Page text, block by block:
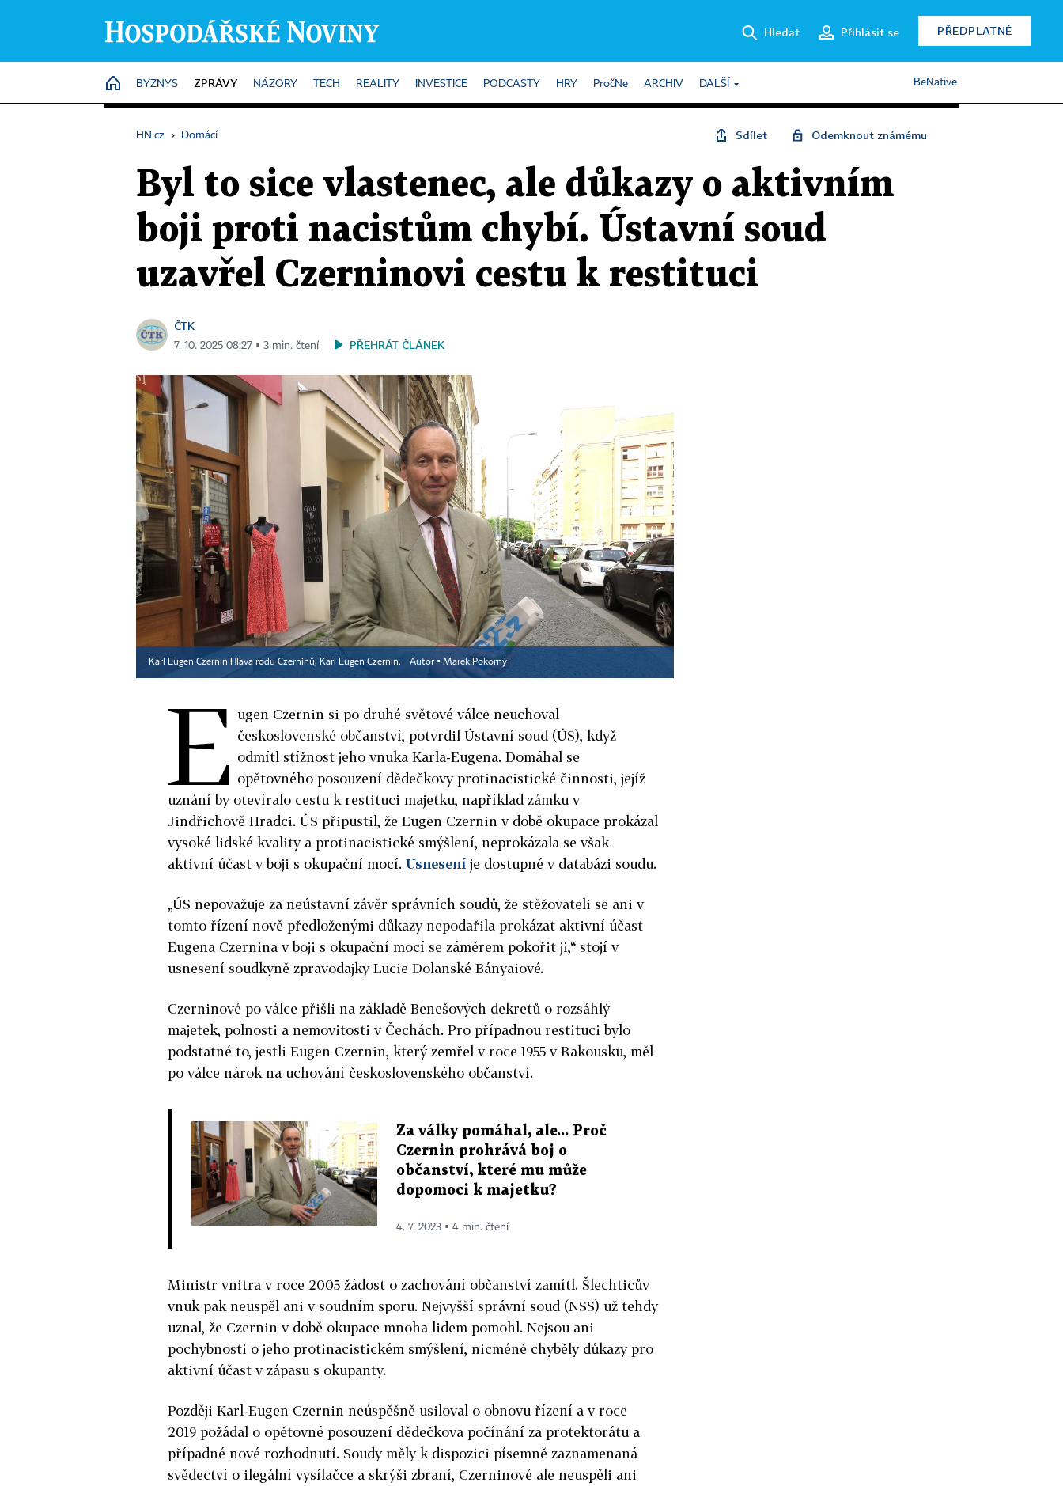
Hledat Přihlásit se PŘEDPLATNÉ
HOME
BYZNYS ZPRÁVY NÁZORY TECH REALITY INVESTICE PODCASTY HRY PročNe ARCHIV DALŠÍ BeNative
HN.cz › Domácí Sdílet Odemknout známému
Byl to sice vlastenec, ale důkazy o aktivním
boji proti nacistům chybí. Ústavní soud
uzavřel Czerninovi cestu k restituci
ČTK
7. 10. 2025 08:27 ▪ 3 min. čtení PŘEHRÁT ČLÁNEK
Karl Eugen Czernin Hlava rodu Czerninů, Karl Eugen Czernin. Autor ▪ Marek Pokorný
E ugen Czernin si po druhé světové válce neuchoval
československé občanství, potvrdil Ústavní soud (ÚS), když
odmítl stížnost jeho vnuka Karla-Eugena. Domáhal se
opětovného posouzení dědečkovy protinacistické činnosti, jejíž
uznání by otevíralo cestu k restituci majetku, například zámku v
Jindřichově Hradci. ÚS připustil, že Eugen Czernin v době okupace prokázal
vysoké lidské kvality a protinacistické smýšlení, neprokázala se však
aktivní účast v boji s okupační mocí. Usnesení je dostupné v databázi soudu.
„ÚS nepovažuje za neústavní závěr správních soudů, že stěžovateli se ani v
tomto řízení nově předloženými důkazy nepodařila prokázat aktivní účast
Eugena Czernina v boji s okupační mocí se záměrem pokořit ji,“ stojí v
usnesení soudkyně zpravodajky Lucie Dolanské Bányaiové.
Czerninové po válce přišli na základě Benešových dekretů o rozsáhlý
majetek, polnosti a nemovitosti v Čechách. Pro případnou restituci bylo
podstatné to, jestli Eugen Czernin, který zemřel v roce 1955 v Rakousku, měl
po válce nárok na uchování československého občanství.
Za války pomáhal, ale... Proč
Czernin prohrává boj o
občanství, které mu může
dopomoci k majetku?
4. 7. 2023 ▪ 4 min. čtení
Ministr vnitra v roce 2005 žádost o zachování občanství zamítl. Šlechticův
vnuk pak neuspěl ani v soudním sporu. Nejvyšší správní soud (NSS) už tehdy
uznal, že Czernin v době okupace mnoha lidem pomohl. Nejsou ani
pochybnosti o jeho protinacistickém smýšlení, nicméně chyběly důkazy pro
aktivní účast v zápasu s okupanty.
Později Karl-Eugen Czernin neúspěšně usiloval o obnovu řízení a v roce
2019 požádal o opětovné posouzení dědečkova počínání za protektorátu a
případné nové rozhodnutí. Soudy měly k dispozici písemně zaznamenaná
svědectví o ilegální vysílačce a skrýši zbraní, Czerninové ale neuspěli ani